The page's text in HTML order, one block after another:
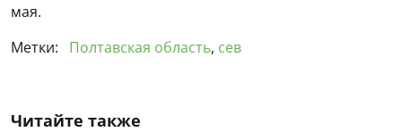
мая.
Метки:
Полтавская область, сев
Читайте также